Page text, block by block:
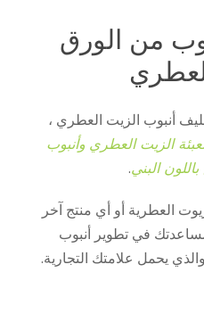
من الورق
أنبوب الزيت العطري ،
الزيت العطري وأنبوب
البني.
العطرية أو أي منتج آخر
في تطوير أنبوب
يحمل علامتك التجارية.